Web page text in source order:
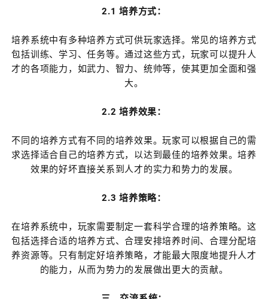
2.1 培养方式：
培养系统中有多种培养方式可供玩家选择。常见的培养方式
包括训练、学习、任务等。通过这些方式，玩家可以提升人
才的各项能力，如武力、智力、统帅等，使其更加全面和强
大。
2.2 培养效果：
不同的培养方式有不同的培养效果。玩家可以根据自己的需
求选择适合自己的培养方式，以达到最佳的培养效果。培养
效果的好坏直接关系到人才的实力和势力的发展。
2.3 培养策略：
在培养系统中，玩家需要制定一套科学合理的培养策略。这
包括选择合适的培养方式、合理安排培养时间、合理分配培
养资源等。只有制定好培养策略，才能最大限度地提升人才
的能力，从而为势力的发展做出更大的贡献。